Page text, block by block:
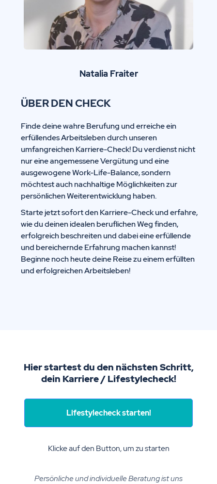
Natalia Fraiter
ÜBER DEN CHECK
Finde deine wahre Berufung und erreiche ein
erfüllendes Arbeitsleben durch unseren
umfangreichen Karriere-Check! Du verdienst nicht
nur eine angemessene Vergütung und eine
ausgewogene Work-Life-Balance, sondern
möchtest auch nachhaltige Möglichkeiten zur
persönlichen Weiterentwicklung haben.
Starte jetzt sofort den Karriere-Check und erfahre,
wie du deinen idealen beruflichen Weg finden,
erfolgreich beschreiten und dabei eine erfüllende
und bereichernde Erfahrung machen kannst!
Beginne noch heute deine Reise zu einem erfüllten
und erfolgreichen Arbeitsleben!
Hier startest du den nächsten Schritt,
dein Karriere / Lifestylecheck!
Lifestylecheck starten!
Klicke auf den Button, um zu starten
Persönliche und individuelle Beratung ist uns